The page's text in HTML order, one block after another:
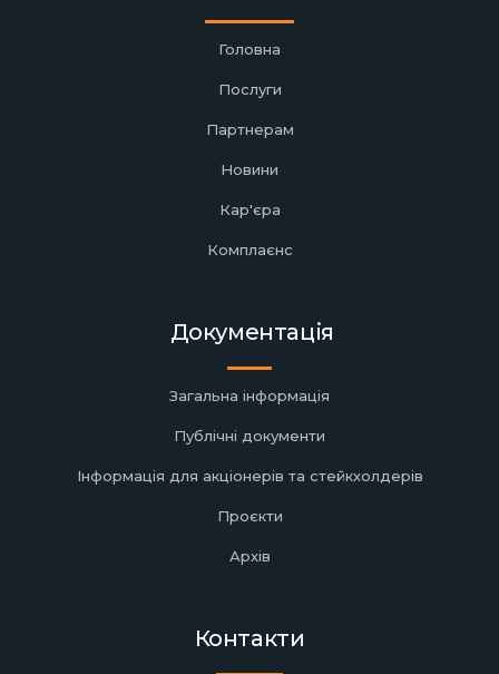
Головна
Послуги
Партнерам
Новини
Кар'єра
Комплаєнс
Документація
Загальна інформація
Публічні документи
Інформація для акціонерів та стейкхолдерів
Проєкти
Архів
Контакти